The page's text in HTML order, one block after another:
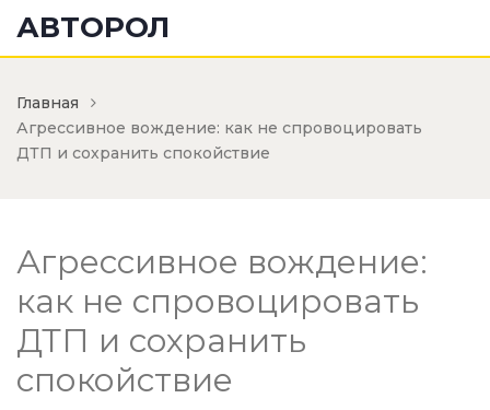
АВТОРОЛ
Главная
Агрессивное вождение: как не спровоцировать
ДТП и сохранить спокойствие
Агрессивное вождение:
как не спровоцировать
ДТП и сохранить
спокойствие